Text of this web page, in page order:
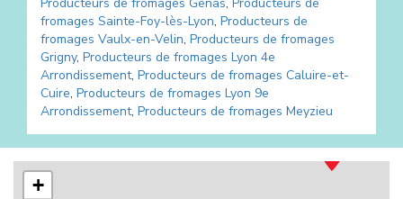
fromages Sainte-Foy-lès-Lyon, Producteurs de
fromages Vaulx-en-Velin, Producteurs de fromages
Grigny, Producteurs de fromages Lyon 4e
Arrondissement, Producteurs de fromages Caluire-et-
Cuire, Producteurs de fromages Lyon 9e
Arrondissement, Producteurs de fromages Meyzieu
+